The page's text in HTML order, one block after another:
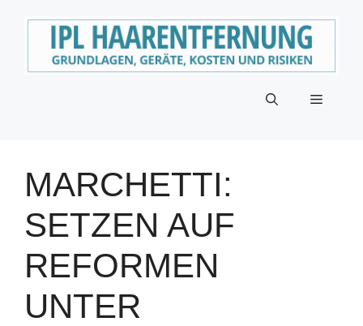
Menü
MARCHETTI:
SETZEN AUF
REFORMEN
UNTER